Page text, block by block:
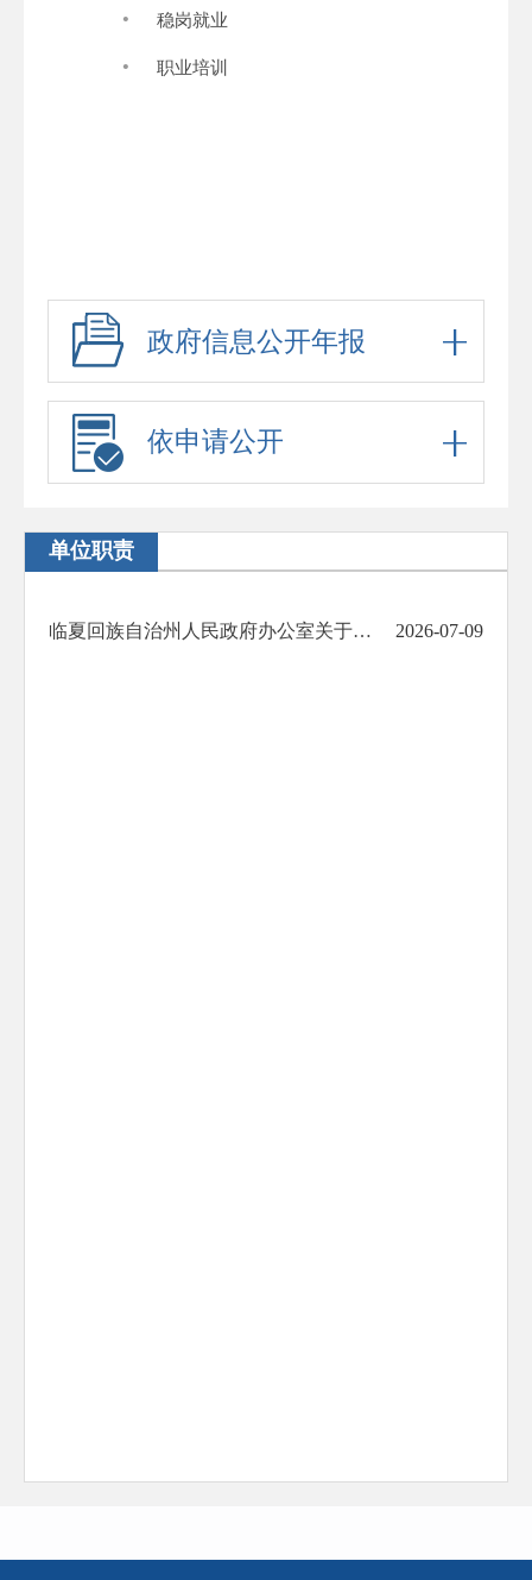
· 稳岗就业
· 职业培训
政府信息公开年报
依申请公开
单位职责
临夏回族自治州人民政府办公室关于印发 临夏州人力资源和社会保障局主要职责的通知 2026-07-09